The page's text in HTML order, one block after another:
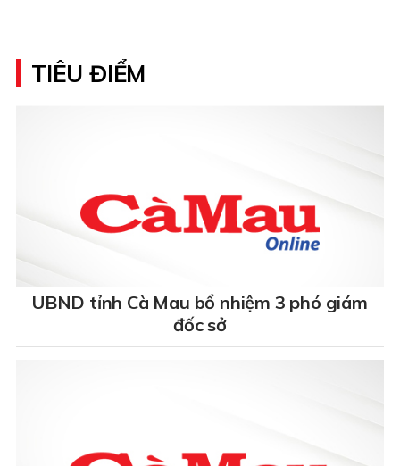
TIÊU ĐIỂM
UBND tỉnh Cà Mau bổ nhiệm 3 phó giám
đốc sở